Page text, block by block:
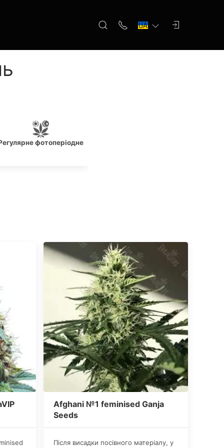
фотоперіодне
Afghani №1 feminised Ganja
Seeds
Після висадки посівного матеріалу, у